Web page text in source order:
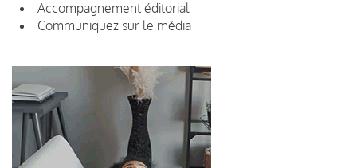
Accompagnement éditorial
Communiquez sur le média